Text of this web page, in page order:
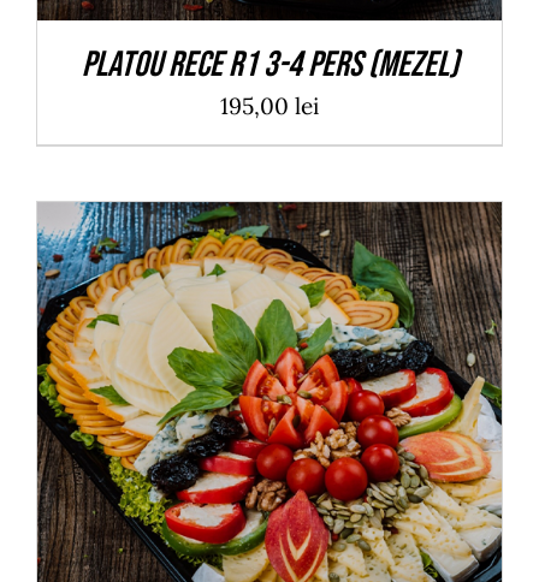
Platou rece R1 3-4 pers (mezel)
195,00 lei
ADAUGĂ ÎN COȘ / DETALII